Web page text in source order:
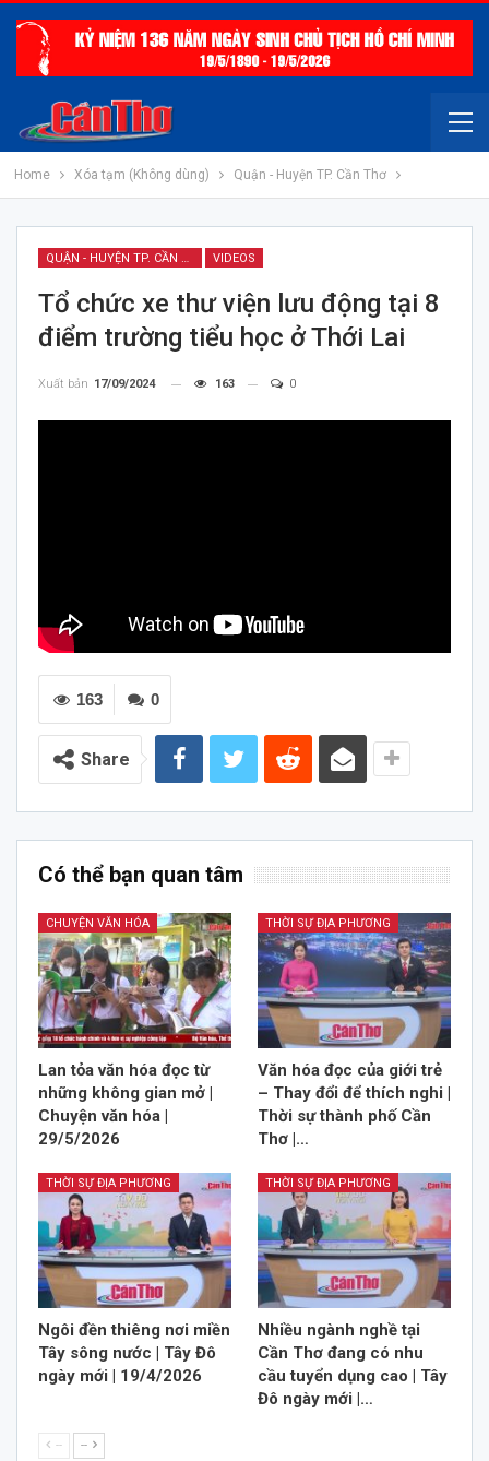
Home Xóa tạm (Không dùng) Quận - Huyện TP. Cần Thơ
QUẬN - HUYỆN TP. CẦN THƠ VIDEOS
Tổ chức xe thư viện lưu động tại 8
điểm trường tiểu học ở Thới Lai
Xuất bản 17/09/2024 163 0
0
163
Share
Có thể bạn quan tâm
CHUYỆN VĂN HÓA
Lan tỏa văn hóa đọc từ
những không gian mở |
Chuyện văn hóa |
29/5/2026
THỜI SỰ ĐỊA PHƯƠNG
Văn hóa đọc của giới trẻ
– Thay đổi để thích nghi |
Thời sự thành phố Cần
Thơ |…
THỜI SỰ ĐỊA PHƯƠNG
Ngôi đền thiêng nơi miền
Tây sông nước | Tây Đô
ngày mới | 19/4/2026
THỜI SỰ ĐỊA PHƯƠNG
Nhiều ngành nghề tại
Cần Thơ đang có nhu
cầu tuyển dụng cao | Tây
Đô ngày mới |…
-- --